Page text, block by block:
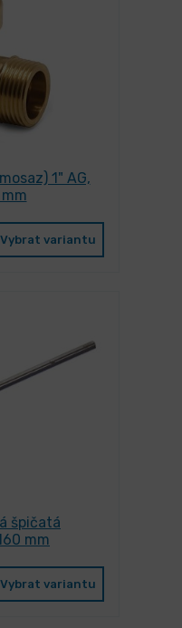
1" AG,
Vybrat variantu
špičatá
mm
Vybrat variantu